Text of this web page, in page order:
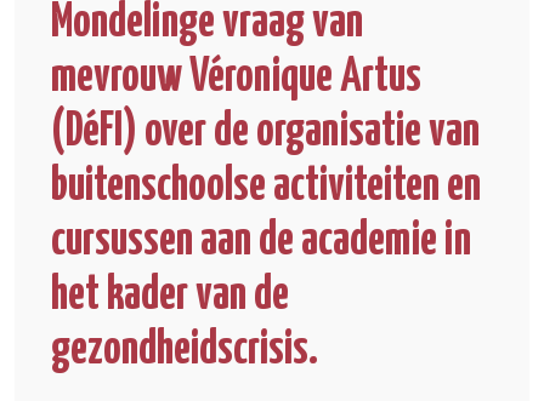
Mondelinge vraag van
mevrouw Véronique Artus
(DéFI) over de organisatie van
buitenschoolse activiteiten en
cursussen aan de academie in
het kader van de
gezondheidscrisis.